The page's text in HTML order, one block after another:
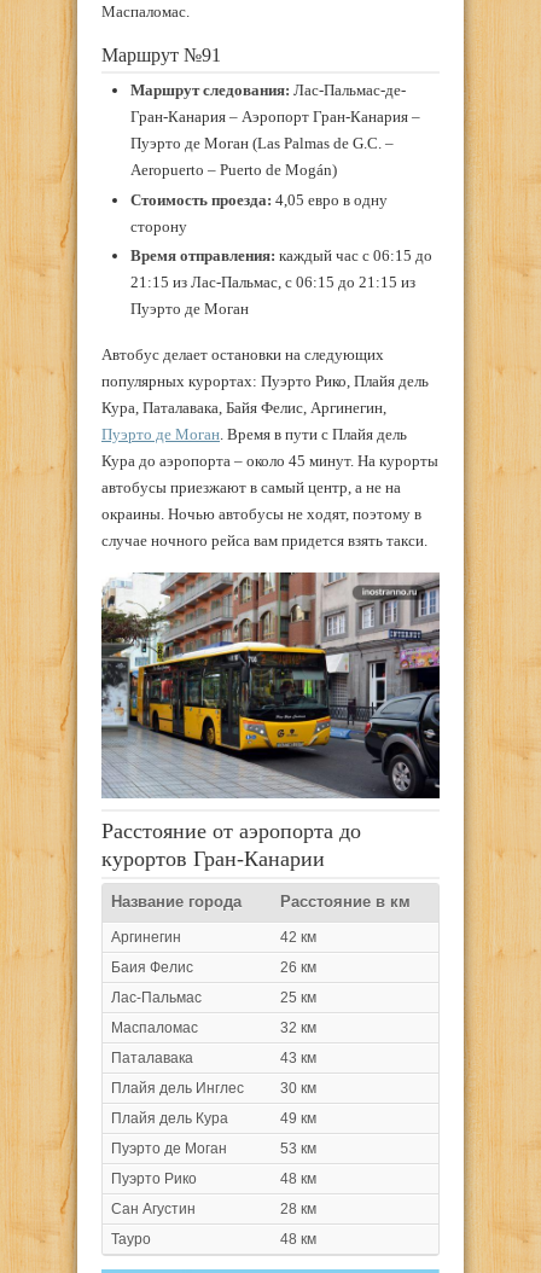
Маспаломас.
Маршрут №91
Маршрут следования: Лас-Пальмас-де-
Гран-Канария – Аэропорт Гран-Канария –
Пуэрто де Моган (Las Palmas de G.C. –
Aeropuerto – Puerto de Mogán)
Стоимость проезда: 4,05 евро в одну
сторону
Время отправления: каждый час с 06:15 до
21:15 из Лас-Пальмас, с 06:15 до 21:15 из
Пуэрто де Моган
Автобус делает остановки на следующих
популярных курортах: Пуэрто Рико, Плайя дель
Кура, Паталавака, Байя Фелис, Аргинегин,
Пуэрто де Моган. Время в пути с Плайя дель
Кура до аэропорта – около 45 минут. На курорты
автобусы приезжают в самый центр, а не на
окраины. Ночью автобусы не ходят, поэтому в
случае ночного рейса вам придется взять такси.
Расстояние от аэропорта до
курортов Гран-Канарии
Название города Расстояние в км
Аргинегин
42 км
Баия Фелис
26 км
Лас-Пальмас
25 км
Маспаломас
32 км
Паталавака
43 км
Плайя дель Инглес
30 км
Плайя дель Кура
49 км
Пуэрто де Моган
53 км
Пуэрто Рико
48 км
Сан Агустин
28 км
Тауро
48 км